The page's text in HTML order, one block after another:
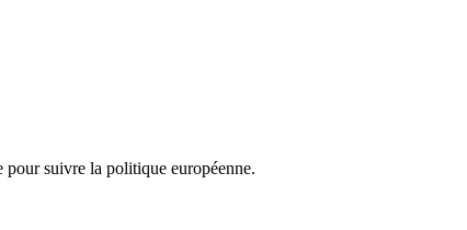
pour suivre la politique européenne.